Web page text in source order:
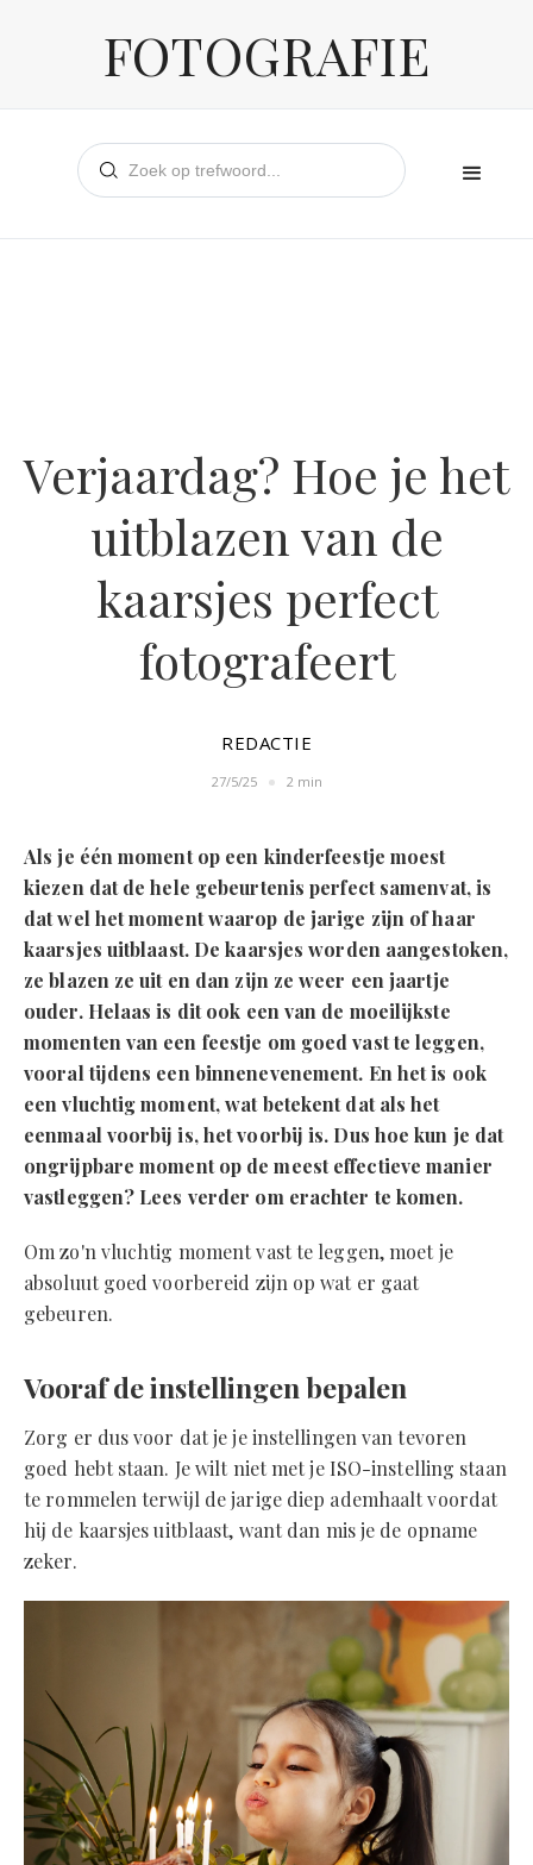
FOTOGRAFIE
Verjaardag? Hoe je het
uitblazen van de
kaarsjes perfect
fotografeert
REDACTIE
27/5/25 2 min
Als je één moment op een kinderfeestje moest
kiezen dat de hele gebeurtenis perfect samenvat, is
dat wel het moment waarop de jarige zijn of haar
kaarsjes uitblaast. De kaarsjes worden aangestoken,
ze blazen ze uit en dan zijn ze weer een jaartje
ouder. Helaas is dit ook een van de moeilijkste
momenten van een feestje om goed vast te leggen,
vooral tijdens een binnenevenement. En het is ook
een vluchtig moment, wat betekent dat als het
eenmaal voorbij is, het voorbij is. Dus hoe kun je dat
ongrijpbare moment op de meest effectieve manier
vastleggen? Lees verder om erachter te komen.
Om zo'n vluchtig moment vast te leggen, moet je
absoluut goed voorbereid zijn op wat er gaat
gebeuren.
Vooraf de instellingen bepalen
Zorg er dus voor dat je je instellingen van tevoren
goed hebt staan. Je wilt niet met je ISO-instelling staan
te rommelen terwijl de jarige diep ademhaalt voordat
hij de kaarsjes uitblaast, want dan mis je de opname
zeker.